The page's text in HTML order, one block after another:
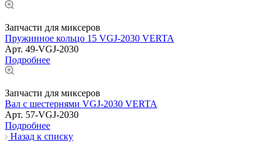
Запчасти для миксеров
Пружинное кольцо 15 VGJ-2030 VERTA
Арт. 49-VGJ-2030
Подробнее
Запчасти для миксеров
Вал с шестернями VGJ-2030 VERTA
Арт. 57-VGJ-2030
Подробнее
Назад к списку